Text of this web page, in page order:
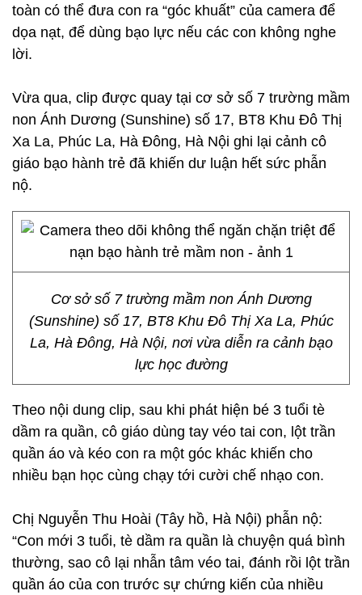
toàn có thể đưa con ra “góc khuất” của camera để
dọa nạt, để dùng bạo lực nếu các con không nghe
lời.
Vừa qua, clip được quay tại cơ sở số 7 trường mầm
non Ánh Dương (Sunshine) số 17, BT8 Khu Đô Thị
Xa La, Phúc La, Hà Đông, Hà Nội ghi lại cảnh cô
giáo bạo hành trẻ đã khiến dư luận hết sức phẫn
nộ.
Cơ sở số 7 trường mầm non Ánh Dương
(Sunshine) số 17, BT8 Khu Đô Thị Xa La, Phúc
La, Hà Đông, Hà Nội, nơi vừa diễn ra cảnh bạo
lực học đường
Theo nội dung clip, sau khi phát hiện bé 3 tuổi tè
dầm ra quần, cô giáo dùng tay véo tai con, lột trần
quần áo và kéo con ra một góc khác khiến cho
nhiều bạn học cùng chạy tới cười chế nhạo con.
Chị Nguyễn Thu Hoài (Tây hồ, Hà Nội) phẫn nộ:
“Con mới 3 tuổi, tè dầm ra quần là chuyện quá bình
thường, sao cô lại nhẫn tâm véo tai, đánh rồi lột trần
quần áo của con trước sự chứng kiến của nhiều